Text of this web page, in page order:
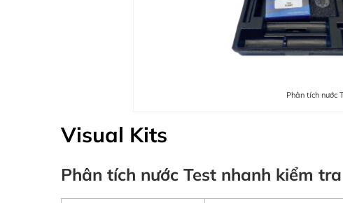
Phân tích nước
Visual Kits
Phân tích nước Test nhanh kiểm